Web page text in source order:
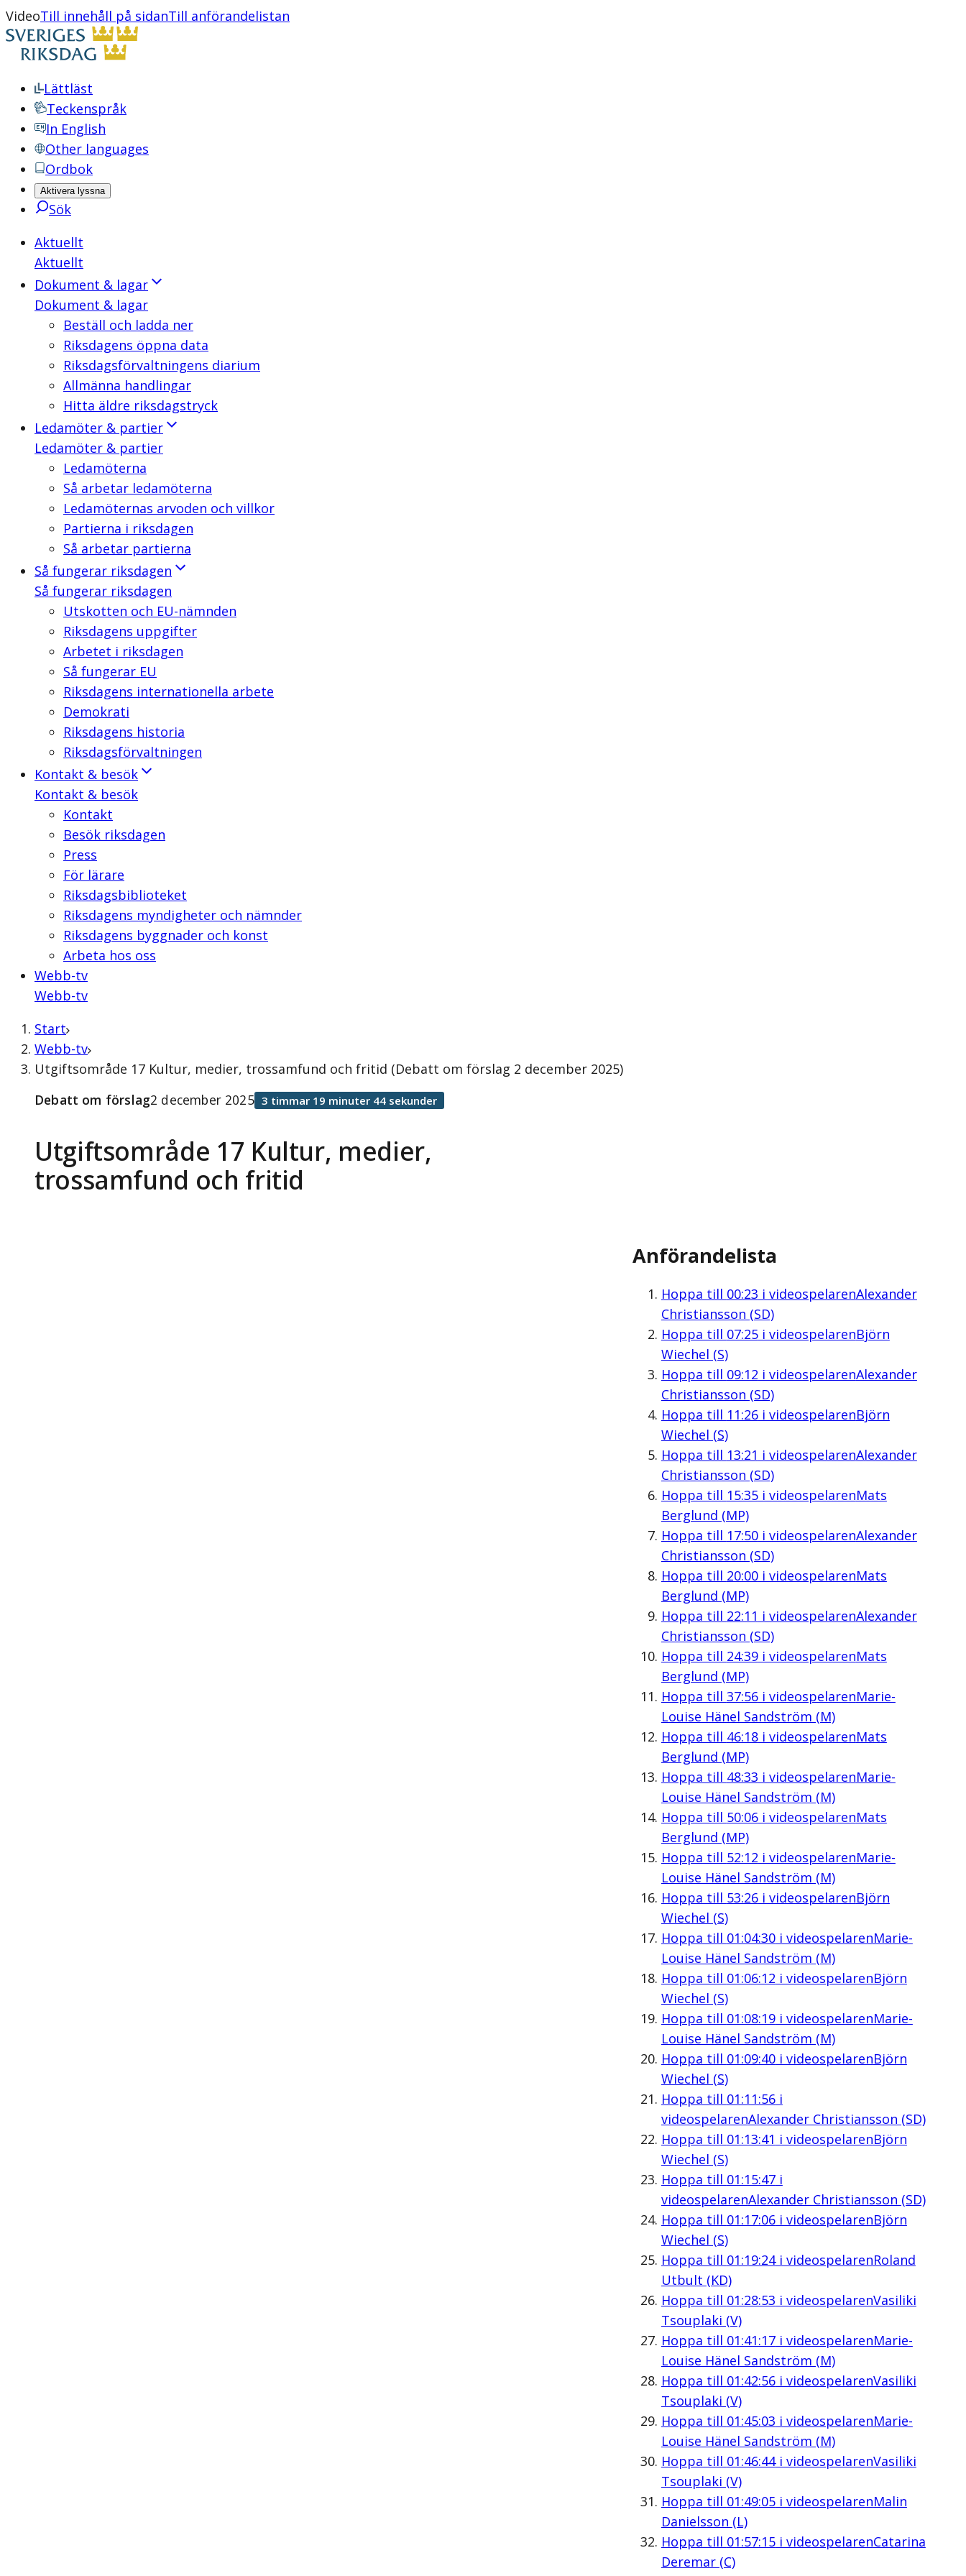
VideoTill innehåll på sidanTill anförandelistan
Lättläst
Teckenspråk
In English
Other languages
Ordbok
Aktivera lyssna
Sök
Aktuellt
Aktuellt
Dokument & lagar
Dokument & lagar
Beställ och ladda ner
Riksdagens öppna data
Riksdagsförvaltningens diarium
Allmänna handlingar
Hitta äldre riksdagstryck
Ledamöter & partier
Ledamöter & partier
Ledamöterna
Så arbetar ledamöterna
Ledamöternas arvoden och villkor
Partierna i riksdagen
Så arbetar partierna
Så fungerar riksdagen
Så fungerar riksdagen
Utskotten och EU-nämnden
Riksdagens uppgifter
Arbetet i riksdagen
Så fungerar EU
Riksdagens internationella arbete
Demokrati
Riksdagens historia
Riksdagsförvaltningen
Kontakt & besök
Kontakt & besök
Kontakt
Besök riksdagen
Press
För lärare
Riksdagsbiblioteket
Riksdagens myndigheter och nämnder
Riksdagens byggnader och konst
Arbeta hos oss
Webb-tv
Webb-tv
Start
Webb-tv
Utgiftsområde 17 Kultur, medier, trossamfund och fritid (Debatt om förslag 2 december 2025)
Utgiftsområde 17 Kultur, medier,
trossamfund och fritid
Debatt om förslag2 december 2025 3 timmar 19 minuter 44 sekunder
Anförandelista
Hoppa till 00:23 i videospelarenAlexander
Christiansson (SD)
Hoppa till 07:25i videospelarenBjörn
Wiechel (S)
Hoppa till 09:12 i videospelarenAlexander
Christiansson (SD)
Hoppa till 11:26i videospelarenBjörn
Wiechel (S)
Hoppa till 13:21 i videospelarenAlexander
Christiansson (SD)
Hoppa till 15:35i videospelarenMats
Berglund (MP)
Hoppa till 17:50i videospelarenAlexander
Christiansson (SD)
Hoppa till 20:00i videospelarenMats
Berglund (MP)
Hoppa till 22:11 i videospelarenAlexander
Christiansson (SD)
Hoppa till 24:39i videospelarenMats
Berglund (MP)
Hoppa till 37:56i videospelarenMarie-
Louise Hänel Sandström (M)
Hoppa till 46:18i videospelarenMats
Berglund (MP)
Hoppa till 48:33 i videospelarenMarie-
Louise Hänel Sandström (M)
Hoppa till 50:06i videospelarenMats
Berglund (MP)
Hoppa till 52:12 i videospelarenMarie-
Louise Hänel Sandström (M)
Hoppa till 53:26i videospelarenBjörn
Wiechel (S)
Hoppa till 01:04:30i videospelarenMarie-
Louise Hänel Sandström (M)
Hoppa till 01:06:12 i videospelarenBjörn
Wiechel (S)
Hoppa till 01:08:19i videospelarenMarie-
Louise Hänel Sandström (M)
Hoppa till 01:09:40i videospelarenBjörn
Wiechel (S)
Hoppa till 01:11:56i
videospelarenAlexander Christiansson (SD)
Hoppa till 01:13:41 i videospelarenBjörn
Wiechel (S)
Hoppa till 01:15:47i
videospelarenAlexander Christiansson (SD)
Hoppa till 01:17:06i videospelarenBjörn
Wiechel (S)
Hoppa till 01:19:24i videospelarenRoland
Utbult (KD)
Hoppa till 01:28:53 i videospelarenVasiliki
Tsouplaki (V)
Hoppa till 01:41:17i videospelarenMarie-
Louise Hänel Sandström (M)
Hoppa till 01:42:56i videospelarenVasiliki
Tsouplaki (V)
Hoppa till 01:45:03 i videospelarenMarie-
Louise Hänel Sandström (M)
Hoppa till 01:46:44i videospelarenVasiliki
Tsouplaki (V)
Hoppa till 01:49:05i videospelarenMalin
Danielsson (L)
Hoppa till 01:57:15i videospelarenCatarina
Deremar (C)